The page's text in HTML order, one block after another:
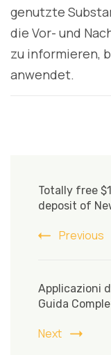
genutzte
die Vor- und
zu informieren,
anwendet.
Totally free
deposit of
Previous
Applicazioni
Guida
Next